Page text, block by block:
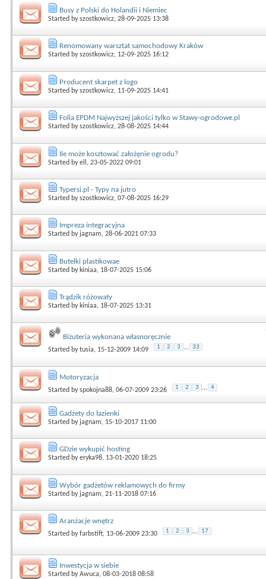
Busy z Polski do Holandii i Niemiec
Started byszostkowicz, 28-09-2025 13:38
Renomowany warsztat samochodowy Kraków
Started byszostkowicz, 12-09-2025 16:12
Producent skarpet z logo
Started byszostkowicz, 11-09-2025 14:41
Folia EPDM Najwyższej jakości tylko w Stawy-ogrodowe.pl
Started byszostkowicz, 28-08-2025 14:44
Ile może kosztować założęnie ogrodu?
Started byell , 23-05-2022 09:01
Typersi.pl - Typy na jutro
Started byszostkowicz, 07-08-2025 16:29
Impreza integracyjna
Started by jagnam, 28-06-2021 07:33
Butelki plastikowae
Started by kiniaa, 18-07-2025 15:06
Trądzik różowaty
Started by kiniaa, 18-07-2025 13:31
Biżuteria wykonana własnoręcznie
Started bytusia, 15-12-2009 14:09 1 2 3 ... 33
Motoryzacja
Started byspokojna88, 06-07-2009 23:26 1 2 3 ... 4
Gadżety do łazienki
Started by jagnam, 15-10-2017 11:00
GDzie wykupić hosting
Started byeryka98, 13-01-2020 18:25
Wybór gadżetów reklamowych do firmy
Started by jagnam, 21-11-2018 07:16
Aranżacje wnętrz
Started byfarbstift, 13-06-2009 23:30 1 2 3 ... 17
Inwestycja w siebie
Started byAwuca, 08-03-2018 08:58